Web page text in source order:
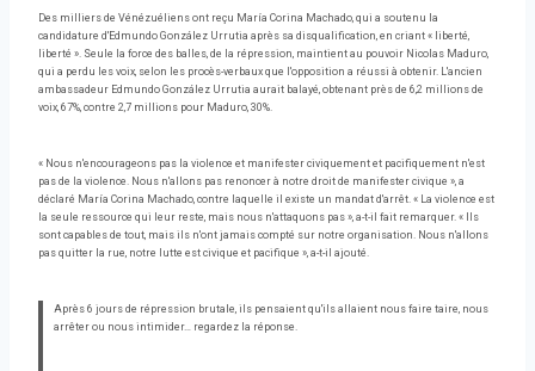
Des milliers de Vénézuéliens ont reçu María Corina Machado, qui a soutenu la
candidature d'Edmundo González Urrutia après sa disqualification, en criant « liberté,
liberté ». Seule la force des balles, de la répression, maintient au pouvoir Nicolas Maduro,
qui a perdu les voix, selon les procès-verbaux que l'opposition a réussi à obtenir. L'ancien
ambassadeur Edmundo González Urrutia aurait balayé, obtenant près de 6,2 millions de
voix, 67%, contre 2,7 millions pour Maduro, 30%.
« Nous n'encourageons pas la violence et manifester civiquement et pacifiquement n'est
pas de la violence. Nous n'allons pas renoncer à notre droit de manifester civique », a
déclaré María Corina Machado, contre laquelle il existe un mandat d'arrêt. « La violence est
la seule ressource qui leur reste, mais nous n'attaquons pas », a-t-il fait remarquer. « Ils
sont capables de tout, mais ils n'ont jamais compté sur notre organisation. Nous n'allons
pas quitter la rue, notre lutte est civique et pacifique », a-t-il ajouté.
Après 6 jours de répression brutale, ils pensaient qu'ils allaient nous faire taire, nous
arrêter ou nous intimider… regardez la réponse.